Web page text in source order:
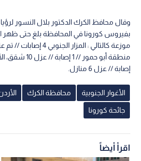
وقال محافظ الكرك الدكتور بلال النسور
موزعة كالتالي : المزار
إصابة // عزل 6 منازل.
الأغوار الجنوبية محافظة الكرك
جائحة كورونا
اقرأ أيضاً